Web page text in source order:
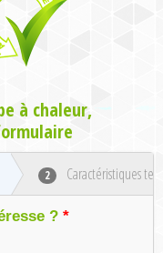
à chaleur,
2 Caractéristiques
?